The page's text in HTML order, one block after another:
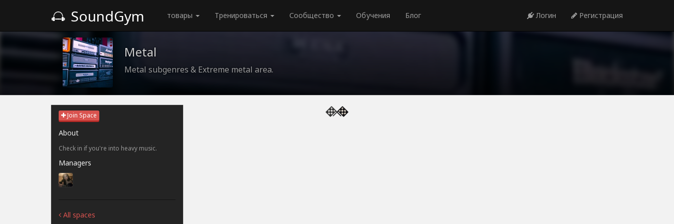
SoundGym товары Тренироваться Сообщество Обучения Блог Логин Регистрация
Metal
Metal subgenres & Extreme metal area.
Join Space
About
Check in if you're into heavy music.
Managers
All spaces